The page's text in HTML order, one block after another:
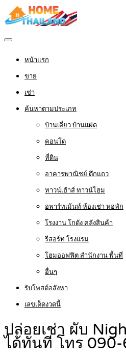
หน้าแรก
ขาย
เช่า
ค้นหาตามประเภท
บ้านเดี่ยว บ้านแฝด
คอนโด
ที่ดิน
อาคารพาณิชย์ ตึกแถว
ทาวน์เฮ้าส์ ทาวน์โฮม
อพาร์ทเม้นท์ ห้องเช่า หอพัก
โรงงาน โกดัง คลังสินค้า
รีสอร์ท โรงแรม
โฮมออฟฟิต สำนักงาน พื้นที่
อื่นๆ
รับโพสต์อสังหา
เลขเด็ดงวดนี้
ปล่อยเช่า ผับ
ได้ทันที โทร